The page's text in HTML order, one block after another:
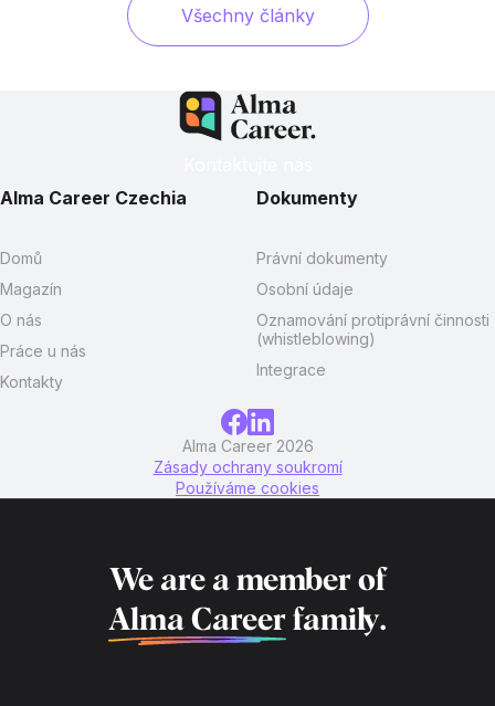
Všechny články
Alma Career Czechia
Domů
Magazín
O nás
Práce u nás
Kontakty
Dokumenty
Právní dokumenty
Osobní údaje
Oznamování protiprávní činnosti
(whistleblowing)
Integrace
Alma Career 2026
Zásady ochrany soukromí
Používáme cookies
We are a member of
Alma Career family.